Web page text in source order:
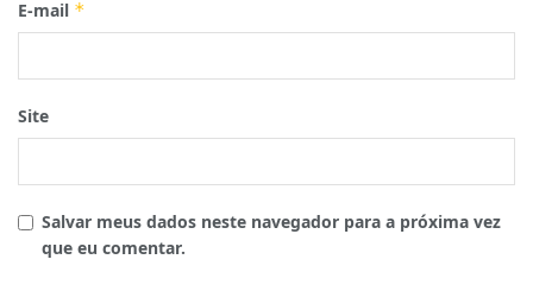
E-mail *
Site
Salvar meus dados neste navegador para a próxima vez
que eu comentar.